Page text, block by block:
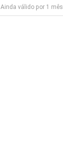
Ainda válido por 1 mês